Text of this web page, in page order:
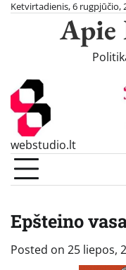
SkipKetvirtadienis, 6 rugpjūčio,
Apie
webstudio.lt
Epšteino
Posted on 25 liepos,